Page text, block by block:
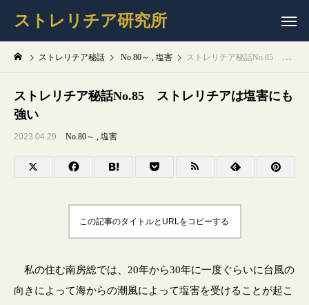
ストレリチア研究所
ストレリチア秘話 No.80～ 塩害 ストレリチア秘話No.85 ストレリチアは塩害にも強い
ストレリチア秘話No.85 ストレリチアは塩害にも
強い
2023.04.29 No.80～ 塩害
この記事のタイトルとURLをコピーする
私の住む南房総では、20年から30年に一度ぐらいに台風の
向きによって海からの潮風によって塩害を受けることが起こ